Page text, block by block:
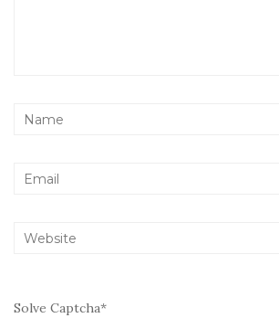
Solve Captcha*